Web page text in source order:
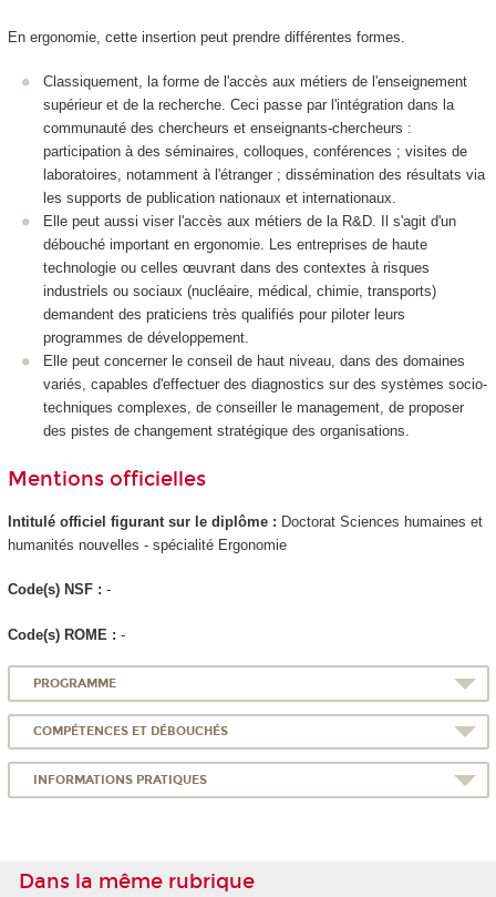
En ergonomie, cette insertion peut prendre différentes formes.
Classiquement, la forme de l'accès aux métiers de l'enseignement
supérieur et de la recherche. Ceci passe par l'intégration dans la
communauté des chercheurs et enseignants-chercheurs :
participation à des séminaires, colloques, conférences ; visites de
laboratoires, notamment à l'étranger ; dissémination des résultats via
les supports de publication nationaux et internationaux.
Elle peut aussi viser l'accès aux métiers de la R&D. Il s'agit d'un
débouché important en ergonomie. Les entreprises de haute
technologie ou celles œuvrant dans des contextes à risques
industriels ou sociaux (nucléaire, médical, chimie, transports)
demandent des praticiens très qualifiés pour piloter leurs
programmes de développement.
Elle peut concerner le conseil de haut niveau, dans des domaines
variés, capables d'effectuer des diagnostics sur des systèmes socio-
techniques complexes, de conseiller le management, de proposer
des pistes de changement stratégique des organisations.
Mentions officielles
Intitulé officiel figurant sur le diplôme : Doctorat Sciences humaines et
humanités nouvelles - spécialité Ergonomie
Code(s) NSF : -
Code(s) ROME : -
PROGRAMME
COMPÉTENCES ET DÉBOUCHÉS
INFORMATIONS PRATIQUES
Dans la même rubrique